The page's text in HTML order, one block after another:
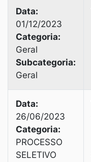
Data:
01/12/2023
Categoria:
Geral
Subcategoria:
Geral
Data:
26/06/2023
Categoria:
PROCESSO
SELETIVO